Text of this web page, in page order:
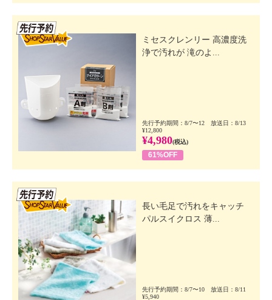
ミセスクレンリー 高濃度洗
浄で汚れが 滝のよ...
先行予約期間：8/7〜12 放送日：8/13
¥12,800
¥4,980(税込)
61%OFF
長い毛足で汚れをキャッチ
パルスイクロス 薄...
先行予約期間：8/7〜10 放送日：8/11
¥5,940